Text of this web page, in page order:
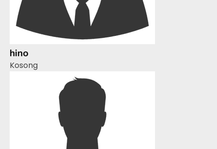
hino
Kosong